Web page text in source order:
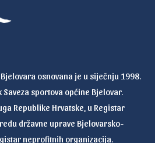
osnovana je u siječnju 1998.
sportova općine Bjelovar.
Republike Hrvatske, u Registar
državne uprave Bjelovarsko-
neprofitnih organizacija.